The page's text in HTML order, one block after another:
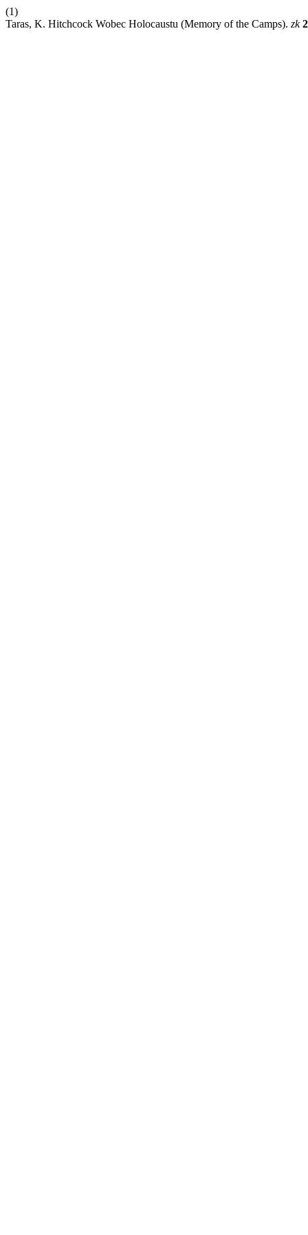
(1)
Taras, K. Hitchcock Wobec Holocaustu (Memory of the Camps). zk